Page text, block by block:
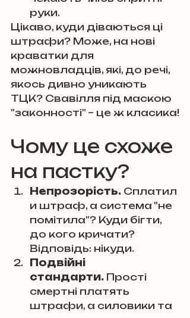
руки.
Цікаво, куди діваються ці
штрафи? Може, на нові
краватки для
можновладців, які, до речі,
якось дивно уникають
ТЦК? Свавілля під маскою
"законності" – це ж класика!
Чому це схоже
на пастку?
Непрозорість. Сплатил
и штраф, а система "не
помітила"? Куди бігти,
до кого кричати?
Відповідь: нікуди.
Подвійні
стандарти. Прості
смертні платять
штрафи, а силовики та